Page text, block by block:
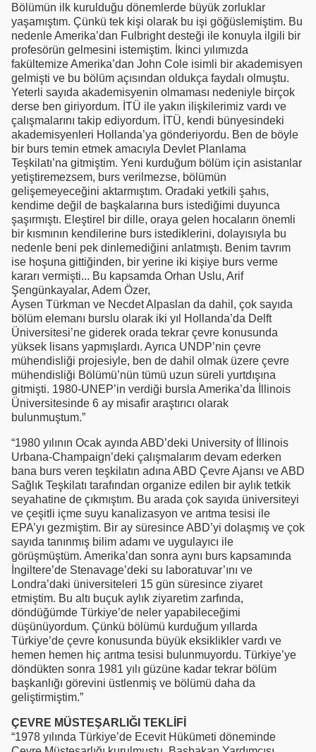
Bölümün ilk kurulduğu dönemlerde büyük zorluklar
yaşamıştım. Çünkü tek kişi olarak bu işi göğüslemiştim. Bu
nedenle Amerika’dan Fulbright desteği ile konuyla ilgili bir
profesörün gelmesini istemiştim. İkinci yılımızda
fakültemize Amerika’dan John Cole isimli bir akademisyen
gelmişti ve bu bölüm açısından oldukça faydalı olmuştu.
Yeterli sayıda akademisyenin olmaması nedeniyle birçok
derse ben giriyordum. İTÜ ile yakın ilişkilerimiz vardı ve
çalışmalarını takip ediyordum. İTÜ, kendi bünyesindeki
akademisyenleri Hollanda’ya gönderiyordu. Ben de böyle
bir burs temin etmek amacıyla Devlet Planlama
Teşkilatı’na gitmiştim. Yeni kurduğum bölüm için asistanlar
yetiştiremezsem, burs verilmezse, bölümün
gelişemeyeceğini aktarmıştım. Oradaki yetkili şahıs,
kendime değil de başkalarına burs istediğimi duyunca
şaşırmıştı. Eleştirel bir dille, oraya gelen hocaların önemli
bir kısmının kendilerine burs istediklerini, dolayısıyla bu
nedenle beni pek dinlemediğini anlatmıştı. Benim tavrım
ise hoşuna gittiğinden, bir yerine iki kişiye burs verme
kararı vermişti... Bu kapsamda Orhan Uslu, Arif
Şengünkayalar, Adem Özer,
Aysen Türkman ve Necdet Alpaslan da dahil, çok sayıda
bölüm elemanı burslu olarak iki yıl Hollanda’da Delft
Üniversitesi’ne giderek orada tekrar çevre konusunda
yüksek lisans yapmışlardı. Ayrıca UNDP’nin çevre
mühendisliği projesiyle, ben de dahil olmak üzere çevre
mühendisliği Bölümü’nün tümü uzun süreli yurtdışına
gitmişti. 1980-UNEP’in verdiği bursla Amerika’da İllinois
Üniversitesinde 6 ay misafir araştırıcı olarak
bulunmuştum.”
“1980 yılının Ocak ayında ABD’deki University of İllinois
Urbana-Champaign’deki çalışmalarım devam ederken
bana burs veren teşkilatın adına ABD Çevre Ajansı ve ABD
Sağlık Teşkilatı tarafından organize edilen bir aylık tetkik
seyahatine de çıkmıştım. Bu arada çok sayıda üniversiteyi
ve çeşitli içme suyu kanalizasyon ve arıtma tesisi ile
EPA’yı gezmiştim. Bir ay süresince ABD’yi dolaşmış ve çok
sayıda tanınmış bilim adamı ve uygulayıcı ile
görüşmüştüm. Amerika’dan sonra aynı burs kapsamında
İngiltere’de Stenavage’deki su laboratuvar’ını ve
Londra’daki üniversiteleri 15 gün süresince ziyaret
etmiştim. Bu altı buçuk aylık ziyaretim zarfında,
döndüğümde Türkiye’de neler yapabileceğimi
düşünüyordum. Çünkü bölümü kurduğum yıllarda
Türkiye’de çevre konusunda büyük eksiklikler vardı ve
hemen hemen hiç arıtma tesisi bulunmuyordu. Türkiye’ye
döndükten sonra 1981 yılı güzüne kadar tekrar bölüm
başkanlığı görevini üstlenmiş ve bölümü daha da
geliştirmiştim.”
ÇEVRE MÜSTEŞARLIĞI TEKLİFİ
“1978 yılında Türkiye’de Ecevit Hükümeti döneminde